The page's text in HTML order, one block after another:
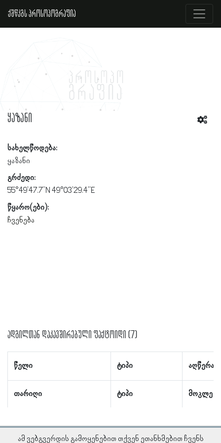
ქშწკგს პროსოპოგრაფია
ყაზანი
სახელწოდება:
ყაზანი
გრძედი:
55°49'47.7"N 49°03'29.4"E
წყარო(ები):
ჩვენება
ადგილთან დაკავშირებული ფაქტოიდი (7)
წელი ტიპი აღწერა
თარიღი ტიპი მოკლე
ამ ვებგვერდის გამოყენებით თქვენ ეთანხმებით ჩვენს